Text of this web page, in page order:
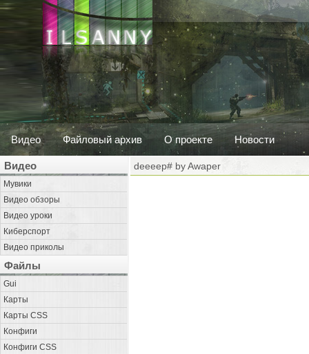
Видео Файловый архив О проекте Новости
Видео
Мувики
Видео обзоры
Видео уроки
Киберспорт
Видео приколы
Файлы
Gui
Карты
Карты CSS
Конфиги
Конфиги CSS
deeeep# by Awaper